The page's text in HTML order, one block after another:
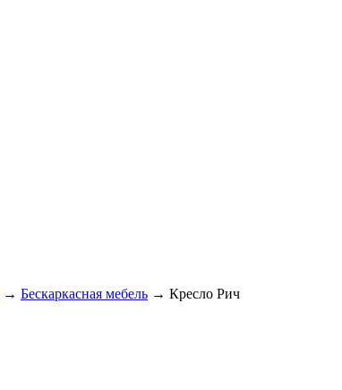
→ Бескаркасная мебель → Кресло Рич